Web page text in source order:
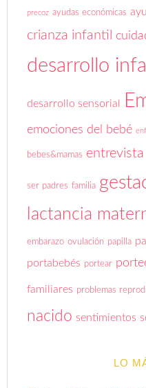
precoz ayudas económicas
crianza infantil
desarrollo
desarrollo sensorial
emociones del bebé
bebes&mamas entrevista
ser padres familia
lactancia
embarazo ovulación papilla
portabebés portear
familiares problemas
nacido sentimientos
LO